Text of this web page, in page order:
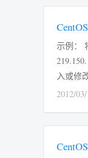
示例： 将信息修改为： ip地址:116.255.205.145
2012/